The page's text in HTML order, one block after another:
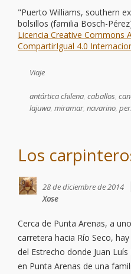
"Puerto Williams, southern
bolsillos (familia Bosch-
Licencia Creative Commons
CompartirIgual 4.0
Viaje
antártica chilena, caballos,
lajuwa, miramar, navarino,
Los
28 de diciembre de 2014
Xose
Cerca de Punta Arenas, a
carretera hacia Río Seco,
del Estrecho donde Juan
en Punta Arenas de una